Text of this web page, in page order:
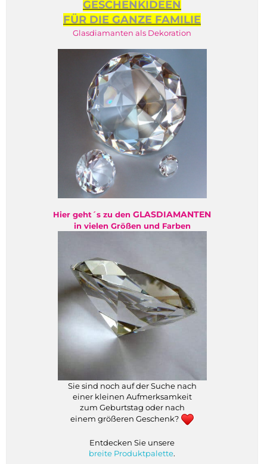
GESCHENKIDEEN
FÜR DIE GANZE FAMILIE
Glasdiamanten als Dekoration
Hier geht´s zu den GLASDIAMANTEN
in vielen Größen und Farben
Sie sind noch auf der Suche nach
einer kleinen Aufmerksamkeit
zum Geburtstag oder nach
einem größeren Geschenk?
Entdecken Sie unsere
breite Produktpalette.